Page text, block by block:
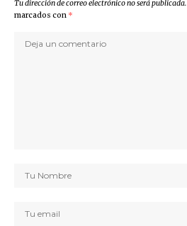
Tu dirección de correo electrónico no será publicada.
marcados con *